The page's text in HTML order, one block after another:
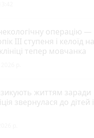
операцію —
ІІІ ступеня і келоїд на
тепер мовчанка
життям заради
звернулася до дітей і